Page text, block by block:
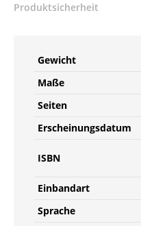
Produktsicherheit
Gewicht
Maße
Seiten
Erscheinungsdatum
ISBN
Einbandart
Sprache